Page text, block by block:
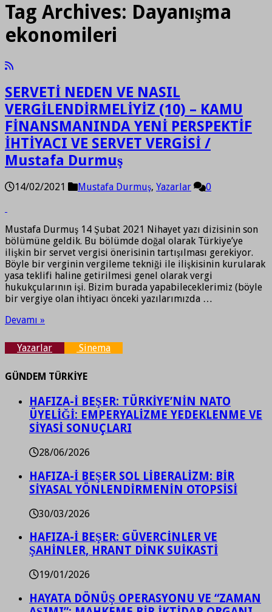
Tag Archives: Dayanışma
ekonomileri
SERVETİ NEDEN VE NASIL
VERGİLENDİRMELİYİZ (10) – KAMU
FİNANSMANINDA YENİ PERSPEKTİF
İHTİYACI VE SERVET VERGİSİ /
Mustafa Durmuş
14/02/2021 Mustafa Durmuş, Yazarlar 0
Mustafa Durmuş 14 Şubat 2021 Nihayet yazı dizisinin son
bölümüne geldik. Bu bölümde doğal olarak Türkiye’ye
ilişkin bir servet vergisi önerisinin tartışılması gerekiyor.
Böyle bir verginin vergileme tekniği ile ilişkisinin kurularak
yasa teklifi haline getirilmesi genel olarak vergi
hukukçularının işi. Bizim burada yapabileceklerimiz (böyle
bir vergiye olan ihtiyacı önceki yazılarımızda …
Devamı »
Yazarlar Sinema
GÜNDEM TÜRKİYE
HAFIZA-İ BEŞER: TÜRKİYE’NİN NATO
ÜYELİĞİ: EMPERYALİZME YEDEKLENME VE
SİYASİ SONUÇLARI
28/06/2026
HAFIZA-İ BEŞER SOL LİBERALİZM: BİR
SİYASAL YÖNLENDİRMENİN OTOPSİSİ
30/03/2026
HAFIZA-İ BEŞER: GÜVERCİNLER VE
ŞAHİNLER, HRANT DİNK SUİKASTİ
19/01/2026
HAYATA DÖNÜŞ OPERASYONU VE “ZAMAN